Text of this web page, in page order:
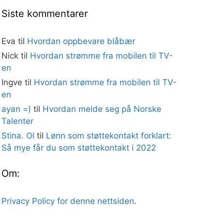
Siste kommentarer
Eva til Hvordan oppbevare blåbær
Nicktil Hvordan strømme fra mobilen til TV-
en
Ingve til Hvordan strømme fra mobilen til TV-
en
ayan =) til Hvordan melde seg på Norske
Talenter
Stina. Ol til Lønn som støttekontakt forklart:
Så mye får du som støttekontakt i 2022
Om:
Privacy Policy for denne nettsiden.